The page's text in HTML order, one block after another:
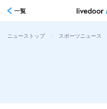
一覧
ニューストップ > スポーツニュース